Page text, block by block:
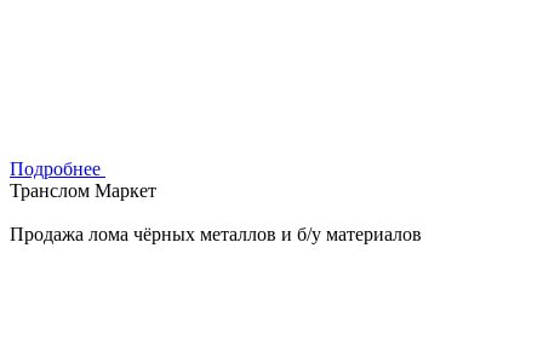
Подробнее
Транслом Маркет
Продажа лома чёрных металлов и б/у материалов